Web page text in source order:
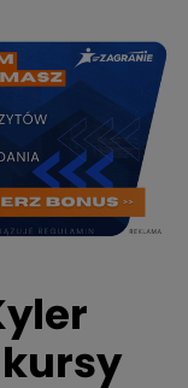
kursy